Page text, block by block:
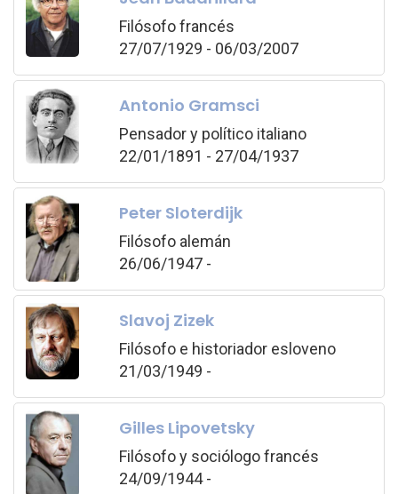
Filósofo francés
27/07/1929 - 06/03/2007
Antonio Gramsci
Pensador y político italiano
22/01/1891 - 27/04/1937
Peter Sloterdijk
Filósofo alemán
26/06/1947 -
Slavoj Zizek
Filósofo e historiador esloveno
21/03/1949 -
Gilles Lipovetsky
Filósofo y sociólogo francés
24/09/1944 -